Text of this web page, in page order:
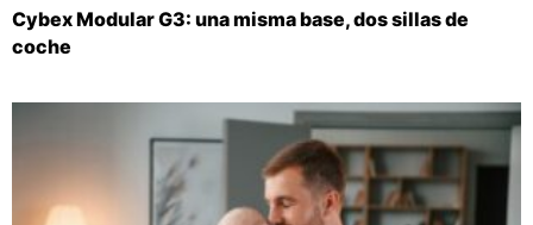
Cybex Modular G3: una misma base, dos sillas de
coche